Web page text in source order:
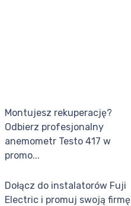
Montujesz rekuperację?
Odbierz profesjonalny
anemometr Testo 417 w
promo...
Dołącz do instalatorów Fuji
Electric i promuj swoją firmę